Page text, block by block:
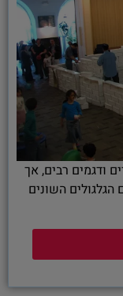
ודגמים רבים, אך
השונים